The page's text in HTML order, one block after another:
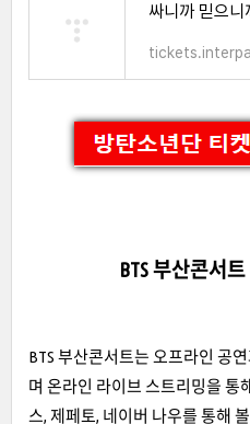
싸니까 믿으
BTS 부산콘서
BTS 부산콘서트는 오프라인 공연
며 온라인 라이브 스트리밍을 통
스, 제페토, 네이버 나우를 통해